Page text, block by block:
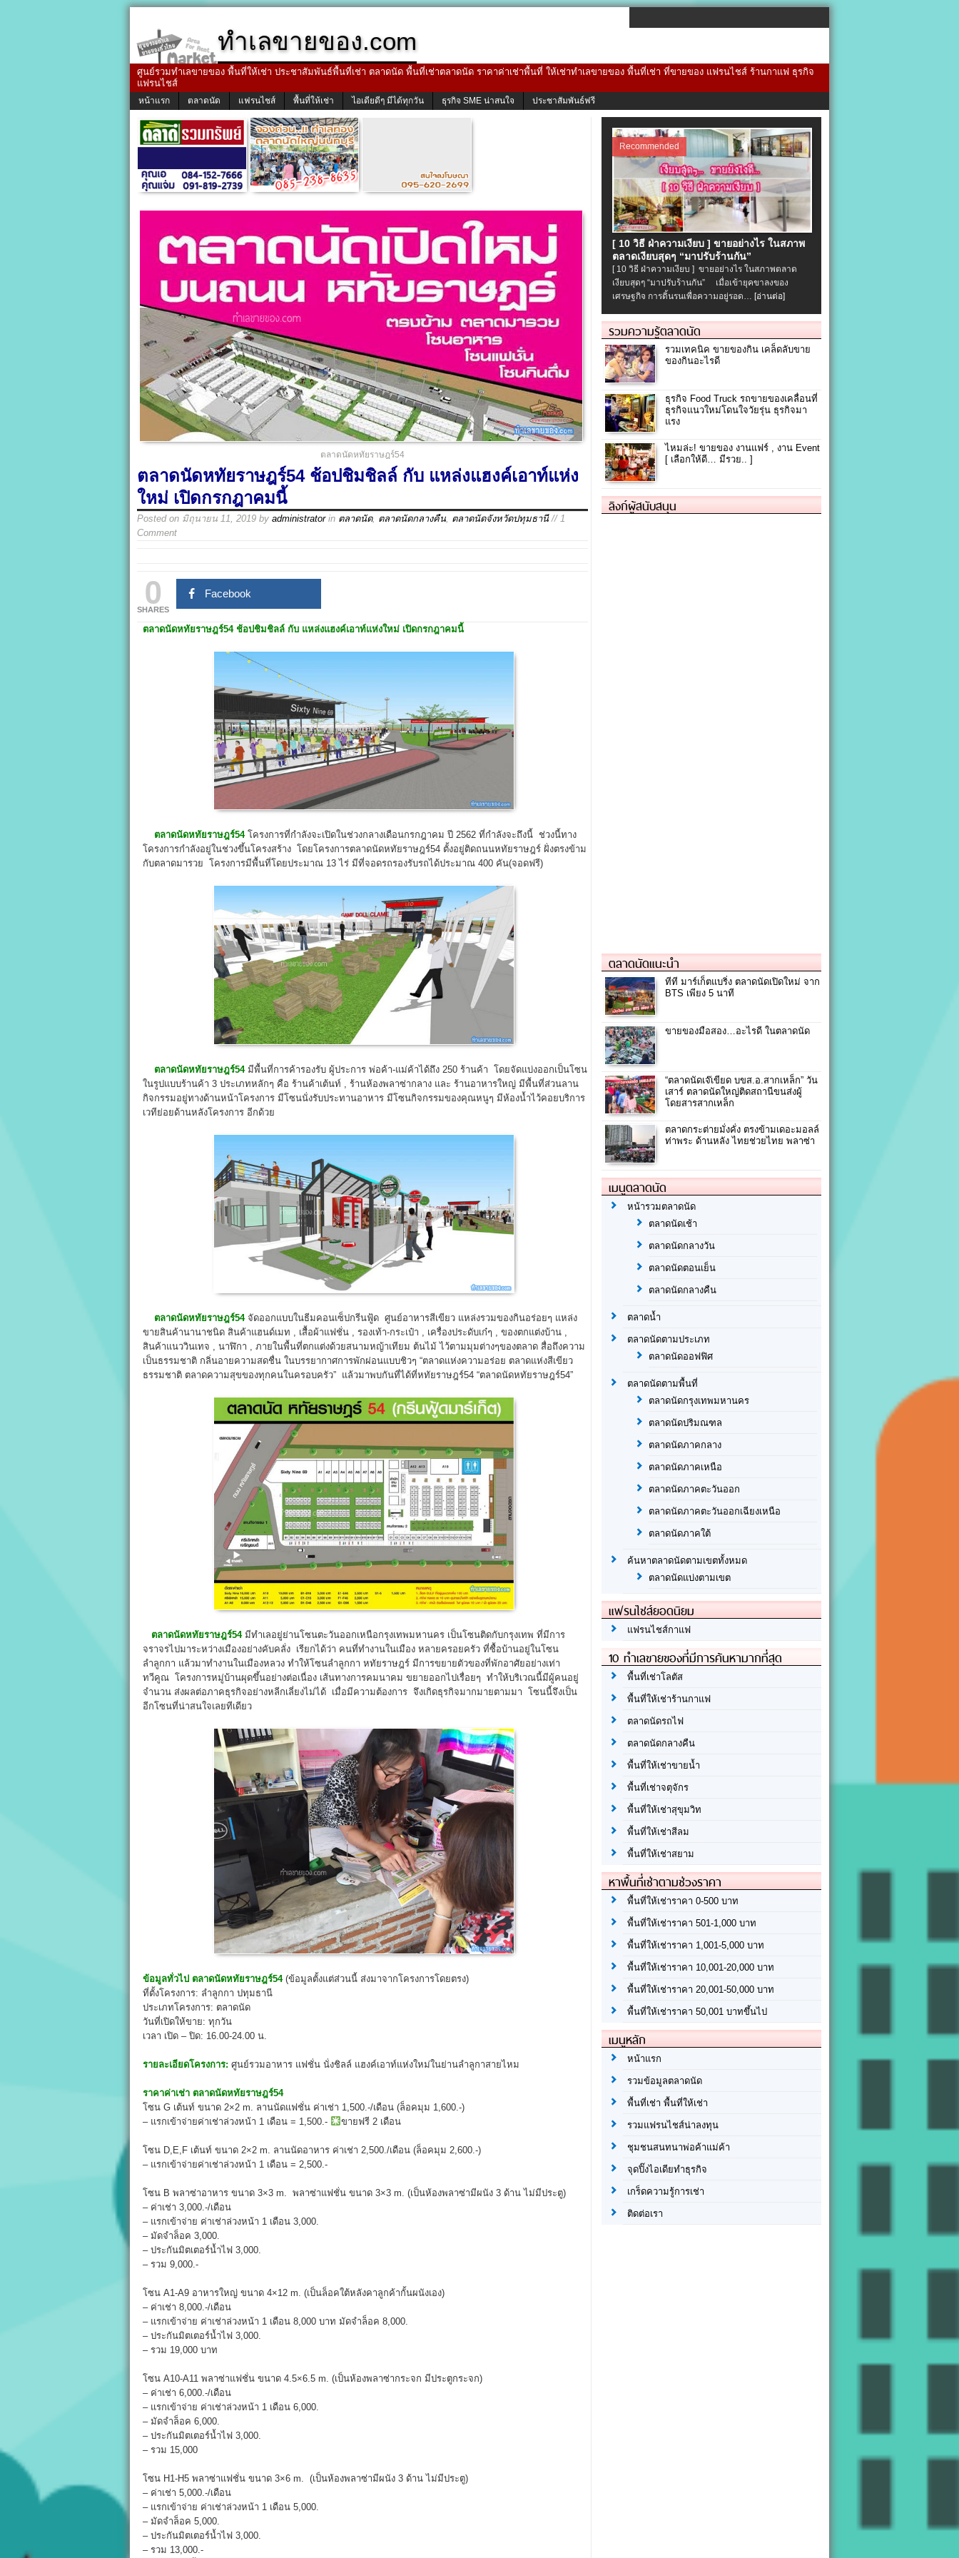
ทำเลขายของ.com
ศูนย์รวมทำเลขายของ พื้นที่ให้เช่า ประชาสัมพันธ์พื้นที่เช่า ตลาดนัด พื้นที่เช่าตลาดนัด ราคาค่าเช่าพื้นที่ ให้เช่าทำเลขายของ พื้นที่เช่า ที่ขายของ แฟรนไชส์ ร้านกาแฟ ธุรกิจ
แฟรนไชส์
หน้าแรก ตลาดนัด แฟรนไชส์ พื้นที่ให้เช่า ไอเดียดีๆ มีได้ทุกวัน ธุรกิจ SME น่าสนใจ ประชาสัมพันธ์ฟรี
ตลาดนัดหทัยราษฎร์54
ตลาดนัดหทัยราษฎร์54 ช้อปชิมชิลล์ กับ แหล่งแฮงค์เอาท์แห่ง
ใหม่ เปิดกรกฎาคมนี้
Posted on มิถุนายน 11, 2019 by administratorin ตลาดนัด, ตลาดนัดกลางคืน ตลาดนัดจังหวัดปทุมธานี// 1
Comment
0
SHARES
Facebook
ตลาดนัดหทัยราษฎร์54 ช้อปชิมชิลล์ กับ แหล่งแฮงค์เอาท์แห่งใหม่ เปิดกรกฎาคมนี้
ตลาดนัดหทัยราษฎร์54โครงการที่กำลังจะเปิดในช่วงกลางเดือนกรกฎาคม ปี 2562 ที่กำลังจะถึงนี้ ช่วงนี้ทาง
โครงการกำลังอยู่ในช่วงขึ้นโครงสร้าง โดยโครงการตลาดนัดหทัยราษฎร์54 ตั้งอยู่ติดถนนหทัยราษฎร์ ฝั่งตรงข้าม
กับตลาดมารวย โครงการมีพื้นที่โดยประมาณ 13 ไร่ มีที่จอดรถรองรับรถได้ประมาณ 400 คัน(จอดฟรี)
ตลาดนัดหทัยราษฎร์54มีพื้นที่การค้ารองรับ ผู้ประการ พ่อค้า-แม่ค้าได้ถึง 250 ร้านค้า โดยจัดแบ่งออกเป็นโซน
ในรูปแบบร้านค้า 3 ประเภทหลักๆ คือ ร้านค้าเต้นท์ , ร้านห้องพลาซ่ากลาง และ ร้านอาหารใหญ่ มีพื้นที่ส่วนลาน
กิจกรรมอยู่ทางด้านหน้าโครงการ มีโซนนั่งรับประทานอาหาร มีโซนกิจกรรมของคุณหนูๆ มีห้องน้ำไว้คอยบริการ
เวทีย่อยด้านหลังโครงการ อีกด้วย
ตลาดนัดหทัยราษฎร์54จัดออกแบบในธีมคอนเซ็ปกรีนฟู้ด ศูนย์อาหารสีเขียว แหล่งรวมของกินอร่อยๆ แหล่ง
ขายสินค้านานาชนิด สินค้าแฮนด์เมท , เสื้อผ้าแฟชั่น , รองเท้า-กระเป๋า , เครื่องประดับเก๋ๆ , ของตกแต่งบ้าน ,
สินค้าแนววินเทจ , นาฬิกา , ภายในพื้นที่ตกแต่งด้วยสนามหญ้าเทียม ต้นไม้ ไว้ตามมุมต่างๆของตลาด สื่อถึงความ
เป็นธรรมชาติ กลิ่นอายความสดชื่น ในบรรยากาศการพักผ่อนแบบชิวๆ “ตลาดแห่งความอร่อย ตลาดแห่งสีเขียว
ธรรมชาติ ตลาดความสุขของทุกคนในครอบครัว” แล้วมาพบกันที่ได้ที่หทัยราษฎร์54 “ตลาดนัดหทัยราษฎร์54”
ตลาดนัดหทัยราษฎร์54มีทำเลอยู่ย่านโซนตะวันออกเหนือกรุงเทพมหานคร เป็นโซนติดกับกรุงเทพ ที่มีการ
จราจรไปมาระหว่างเมืองอย่างคับคลั่ง เรียกได้ว่า คนที่ทำงานในเมือง หลายครอยครัว ที่ซื้อบ้านอยู่ในโซน
ลำลูกกา แล้วมาทำงานในเมืองหลวง ทำให้โซนลำลูกกา หทัยราษฎร์ มีการขยายตัวของที่พักอาศัยอย่างเท่า
ทวีคูณ โครงการหมู่บ้านผุดขึ้นอย่างต่อเนื่อง เส้นทางการคมนาคม ขยายออกไปเรื่อยๆ ทำให้บริเวณนี้มีผู้คนอยู่
จำนวน ส่งผลต่อภาคธุรกิจอย่างหลีกเลี่ยงไม่ได้ เมื่อมีความต้องการ จึงเกิดธุรกิจมากมายตามมา โซนนี้จึงเป็น
อีกโซนที่น่าสนใจเลยทีเดียว
ข้อมูลทั่วไป ตลาดนัดหทัยราษฎร์54(ข้อมูลตั้งแต่ส่วนนี้ ส่งมาจากโครงการโดยตรง)
ที่ตั้งโครงการ: ลำลูกกา ปทุมธานี
ประเภทโครงการ: ตลาดนัด
วันที่เปิดให้ขาย: ทุกวัน
เวลา เปิด – ปิด: 16.00-24.00 น.
รายละเอียดโครงการ: ศูนย์รวมอาหาร แฟชั่น นั่งชิลล์ แฮงค์เอาท์แห่งใหม่ในย่านลำลูกาสายไหม
ราคาค่าเช่า ตลาดนัดหทัยราษฎร์54
โซน G เต้นท์ ขนาด 2×2 m. ลานนัดแฟชั่น ค่าเช่า 1,500.-/เดือน (ล็อคมุม 1,600.-)
– แรกเข้าจ่ายค่าเช่าล่วงหน้า 1 เดือน = 1,500.-
ขายฟรี 2 เดือน
โซน D,E,F เต้นท์ ขนาด 2×2 m. ลานนัดอาหาร ค่าเช่า 2,500./เดือน (ล็อคมุม 2,600.-)
– แรกเข้าจ่ายค่าเช่าล่วงหน้า 1 เดือน = 2,500.-
โซน B พลาซ่าอาหาร ขนาด 3×3 m. พลาซ่าแฟชั่น ขนาด 3×3 m. (เป็นห้องพลาซ่ามีผนัง 3 ด้าน ไม่มีประตู)
– ค่าเช่า 3,000.-/เดือน
– แรกเข้าจ่าย ค่าเช่าล่วงหน้า 1 เดือน 3,000.
– มัดจำล็อค 3,000.
– ประกันมิตเตอร์น้ำไฟ 3,000.
– รวม 9,000.-
โซน A1-A9 อาหารใหญ่ ขนาด 4×12 m. (เป็นล็อคใต้หลังคาลูกค้ากั้นผนังเอง)
– ค่าเช่า 8,000.-/เดือน
– แรกเข้าจ่าย ค่าเช่าล่วงหน้า 1 เดือน 8,000 บาท มัดจำล็อค 8,000.
– ประกันมิตเตอร์น้ำไฟ 3,000.
– รวม 19,000 บาท
โซน A10-A11 พลาซ่าแฟชั่น ขนาด 4.5×6.5 m. (เป็นห้องพลาซ่ากระจก มีประตูกระจก)
– ค่าเช่า 6,000.-/เดือน
– แรกเข้าจ่าย ค่าเช่าล่วงหน้า 1 เดือน 6,000.
– มัดจำล็อค 6,000.
– ประกันมิตเตอร์น้ำไฟ 3,000.
– รวม 15,000
โซน H1-H5 พลาซ่าแฟชั่น ขนาด 3×6 m. (เป็นห้องพลาซ่ามีผนัง 3 ด้าน ไม่มีประตู)
– ค่าเช่า 5,000.-/เดือน
– แรกเข้าจ่าย ค่าเช่าล่วงหน้า 1 เดือน 5,000.
– มัดจำล็อค 5,000.
– ประกันมิตเตอร์น้ำไฟ 3,000.
– รวม 13,000.-
Recommended
[ 10 วิธี ฝ่าความเงียบ ] ขายอย่างไร ในสภาพ
ตลาดเงียบสุดๆ “มาปรับร้านกัน”
[ 10 วิธี ฝ่าความเงียบ ] ขายอย่างไร ในสภาพตลาด
เงียบสุดๆ “มาปรับร้านกัน” เมื่อเข้ายุคขาลงของ
เศรษฐกิจ การดิ้นรนเพื่อความอยู่รอด… [อ่านต่อ]
รวมความรู้ตลาดนัด
รวมเทคนิค ขายของกิน เคล็ดลับขาย
ของกินอะไรดี
ธุรกิจ Food Truck รถขายของเคลื่อนที่
ธุรกิจแนวใหม่โดนใจวัยรุ่น ธุรกิจมา
แรง
ไหมล่ะ! ขายของ งานแฟร์ , งาน Event
[ เลือกให้ดี… มีรวย.. ]
ลิงก์ผู้สนับสนุน
ตลาดนัดแนะนำ
ทีที มาร์เก็ตแบริ่ง ตลาดนัดเปิดใหม่ จาก
BTS เพียง 5 นาที
ขายของมือสอง…อะไรดี ในตลาดนัด
“ตลาดนัดเจ๊เขียด บขส.อ.สากเหล็ก” วัน
เสาร์ ตลาดนัดใหญ่ติดสถานีขนส่งผู้
โดยสารสากเหล็ก
ตลาดกระต่ายมั่งคั่ง ตรงข้ามเดอะมอลล์
ท่าพระ ด้านหลัง ไทยช่วยไทย พลาซ่า
เมนูตลาดนัด
หน้ารวมตลาดนัด
ตลาดนัดเช้า
ตลาดนัดกลางวัน
ตลาดนัดตอนเย็น
ตลาดนัดกลางคืน
ตลาดน้ำ
ตลาดนัดตามประเภท
ตลาดนัดออฟฟิศ
ตลาดนัดตามพื้นที่
ตลาดนัดกรุงเทพมหานคร
ตลาดนัดปริมณฑล
ตลาดนัดภาคกลาง
ตลาดนัดภาคเหนือ
ตลาดนัดภาคตะวันออก
ตลาดนัดภาคตะวันออกเฉียงเหนือ
ตลาดนัดภาคใต้
ค้นหาตลาดนัดตามเขตทั้งหมด
ตลาดนัดแบ่งตามเขต
แฟรนไชส์ยอดนิยม
แฟรนไชส์กาแฟ
10 ทำเลขายของที่มีการค้นหามากที่สุด
พื้นที่เช่าโลตัส
พื้นที่ให้เช่าร้านกาแฟ
ตลาดนัดรถไฟ
ตลาดนัดกลางคืน
พื้นที่ให้เช่าขายน้ำ
พื้นที่เช่าจตุจักร
พื้นที่ให้เช่าสุขุมวิท
พื้นที่ให้เช่าสีลม
พื้นที่ให้เช่าสยาม
หาพื้นที่เช่าตามช่วงราคา
พื้นที่ให้เช่าราคา 0-500 บาท
พื้นที่ให้เช่าราคา 501-1,000 บาท
พื้นที่ให้เช่าราคา 1,001-5,000 บาท
พื้นที่ให้เช่าราคา 10,001-20,000 บาท
พื้นที่ให้เช่าราคา 20,001-50,000 บาท
พื้นที่ให้เช่าราคา 50,001 บาทขึ้นไป
เมนูหลัก
หน้าแรก
รวมข้อมูลตลาดนัด
พื้นที่เช่า พื้นที่ให้เช่า
รวมแฟรนไชส์น่าลงทุน
ชุมชนสนทนาพ่อค้าแม่ค้า
จุดปิ๊งไอเดียทำธุรกิจ
เกร็ดความรู้การเช่า
ติดต่อเรา